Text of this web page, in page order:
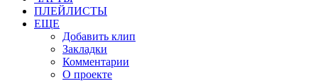
ПЛЕЙЛИСТЫ
ЕЩЕ
Добавить клип
Закладки
Комментарии
О проекте